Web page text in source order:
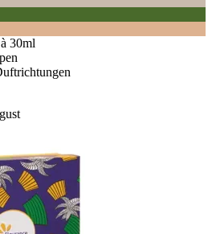
30ml